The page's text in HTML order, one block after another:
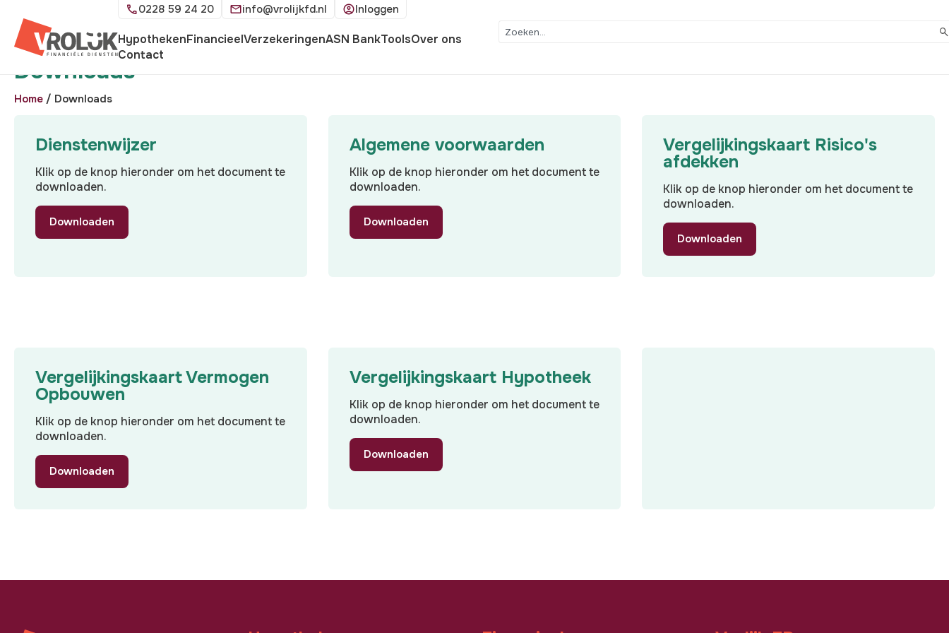
0228 59 24 20 info@vrolijkfd.nl Inloggen
HypothekenFinancieelVerzekeringenASN BankToolsOver ons
Contact
Downloads
Home / Downloads
Dienstenwijzer
Klik op de knop hieronder om het document te
downloaden.
Downloaden
Algemene voorwaarden
Klik op de knop hieronder om het document te
downloaden.
Downloaden
Vergelijkingskaart Risico's
afdekken
Klik op de knop hieronder om het document te
downloaden.
Downloaden
Vergelijkingskaart Vermogen
Opbouwen
Klik op de knop hieronder om het document te
downloaden.
Downloaden
Vergelijkingskaart Hypotheek
Klik op de knop hieronder om het document te
downloaden.
Downloaden